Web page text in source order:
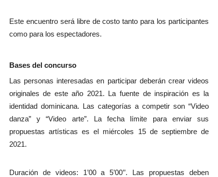
Este encuentro será libre de costo tanto para los participantes
como para los espectadores.
Bases del concurso
Las personas interesadas en participar deberán crear videos
originales de este año 2021. La fuente de inspiración es la
identidad dominicana. Las categorías a competir son “Video
danza” y “Video arte”. La fecha límite para enviar sus
propuestas artísticas es el miércoles 15 de septiembre de
2021.
Duración de videos: 1’00 a 5’00’’. Las propuestas deben